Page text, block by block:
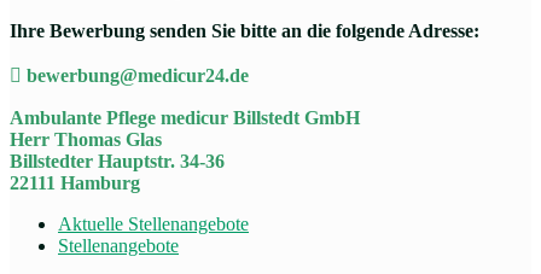
Ihre Bewerbung senden Sie bitte an die folgende Adresse:
 bewerbung@medicur24.de
Ambulante Pflege medicur Billstedt GmbH
Herr Thomas Glas
Billstedter Hauptstr. 34-36
22111 Hamburg
Aktuelle Stellenangebote
Stellenangebote